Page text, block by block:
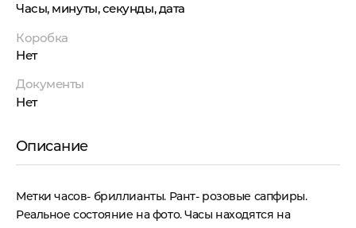
Часы, минуты, секунды, дата
Коробка
Нет
Документы
Нет
Описание
Метки часов- бриллианты. Рант- розовые сапфиры.
Реальное состояние на фото. Часы находятся на